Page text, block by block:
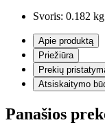
Svoris: 0.182 kg
Apie produktą
Priežiūra
Prekių
Atsiskaitymo
Panašios